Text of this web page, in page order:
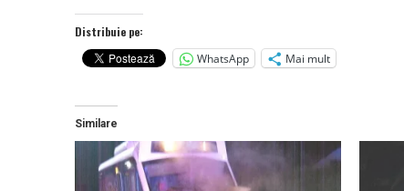
Distribuie pe:
WhatsApp
Mai mult
Similare